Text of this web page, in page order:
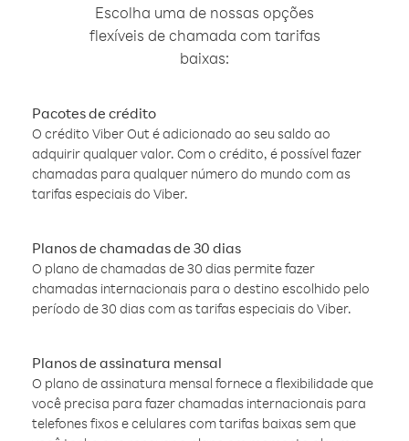
Escolha uma de nossas opções
flexíveis de chamada com tarifas
baixas:
Pacotes de crédito
O crédito Viber Out é adicionado ao seu saldo ao
adquirir qualquer valor. Com o crédito, é possível fazer
chamadas para qualquer número do mundo com as
tarifas especiais do Viber.
Planos de chamadas de 30 dias
O plano de chamadas de 30 dias permite fazer
chamadas internacionais para o destino escolhido pelo
período de 30 dias com as tarifas especiais do Viber.
Planos de assinatura mensal
O plano de assinatura mensal fornece a flexibilidade que
você precisa para fazer chamadas internacionais para
telefones fixos e celulares com tarifas baixas sem que